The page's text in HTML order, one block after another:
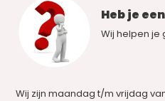
Heb je
Wij helpen je
Wij zijn maandag t/m vrijdag